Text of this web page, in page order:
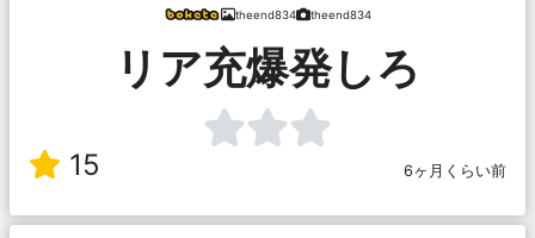
theend834 theend834
リア充爆発しろ
15 6ヶ月くらい前